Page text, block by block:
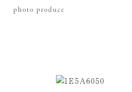
photo produce